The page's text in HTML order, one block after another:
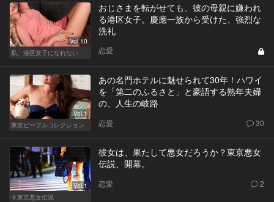
Vol.10
私、港区女子になれない
おじさまを転がせても、彼の母親に嫌われ
る港区女子。慶應一族から受けた、強烈な
洗礼
恋愛
Vol.1
東京ピープルコレクション
あの名門ホテルに魅せられて30年！ハワイ
を「第二のふるさと」と豪語する熟年夫婦
の、人生の岐路
恋愛 30
Vol.1
＃東京悪女伝説
彼女は、果たして悪女だろうか？東京悪女
伝説、開幕。
恋愛 2